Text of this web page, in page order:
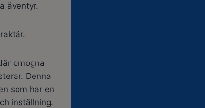
äventyr.
omogna
Denna
som har en
inställning.